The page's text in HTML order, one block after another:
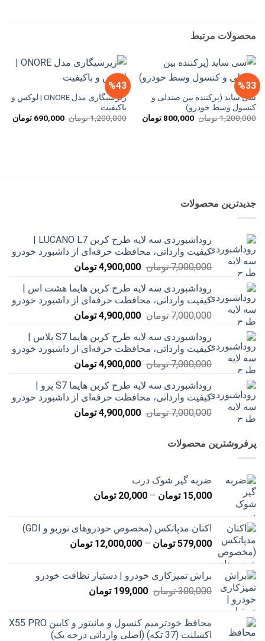
محصولات مرتبط
%33
سی ساید (پرکننده بین صندلی و
کنسول وسط خودرو)
1,200,000تومان قیمت
اصلی
800,000 تومانقیمت
%43
زیرسیگاری مدل ONORE | لوکس و
باکیفیت
1,200,000تومان قیمت
اصلی
690,000 تومان
جدیدترین محصولات
کیفیت وارداتی، محافظت حرفه‌ای از داشبورد خودرو
7,000,000 تومان قیمت
7,000,000 تومان
بود.
4,900,000 تومانقیمت
4,900,000 تومان
است.
روداشبوردی سه‌ لایه طرح کربن هایما هشت اس |
کیفیت وارداتی، محافظت حرفه‌ای از داشبورد خودرو
7,000,000 تومان قیمت
7,000,000 تومان
بود.
4,900,000 تومانقیمت
4,900,000 تومان
است.
روداشبوردی سه‌ لایه طرح کربن هایما S7 پلاس |
کیفیت وارداتی، محافظت حرفه‌ای از داشبورد خودرو
7,000,000 تومان قیمت
7,000,000 تومان
بود.
4,900,000 تومانقیمت
است.
روداشبوردی سه‌ لایه طرح کربن هایما S7 پرو |
کیفیت وارداتی، محافظت حرفه‌ای از داشبورد خودرو
7,000,000 تومان قیمت
4,900,000 تومانقیمت
پرفروشترین محصولات
ضربه گیر شوک درب
15,000 تومان –
20,000 تومان
تا
20,000 تومان
اکتان مدپاتکس (مخصوص خودروهای توربو و GDI)
579,000 تومان –
12,000,000 تومان
تا
براش تمیزکاری خودرو | دستیار نظافت خودرو
300,000 تومان قیمت
بود.
199,000 تومانقیمت
است.
محافظ خودترمیم کنسول و مانیتور و کابین X55 PRO
اکسلنت (37 تکه) (اصلی وارداتی درجه یک)